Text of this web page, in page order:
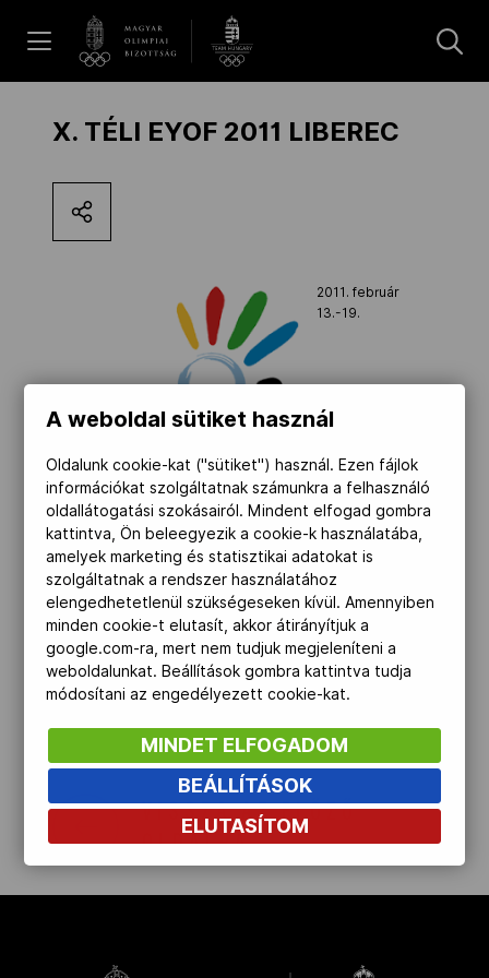
Hírek
Galéria
Los Angeles 2028
Kettőskarrier-program
NOB
Társszervezetek
OVEP
Adatbank
X. TÉLI EYOF 2011 LIBEREC
2011. február
13.-19.
Magyar Csapat
Magyar eredmények
Magyar eredmények sportágak
szerint
VISSZA AZ ELŐZŐ
OLDALRA
A weboldal sütiket használ
Oldalunk cookie-kat ("sütiket") használ. Ezen fájlok
információkat szolgáltatnak számunkra a felhasználó
oldallátogatási szokásairól. Mindent elfogad gombra
kattintva, Ön beleegyezik a cookie-k használatába,
amelyek marketing és statisztikai adatokat is
szolgáltatnak a rendszer használatához
elengedhetetlenül szükségeseken kívül. Amennyiben
minden cookie-t elutasít, akkor átirányítjuk a
google.com-ra, mert nem tudjuk megjeleníteni a
weboldalunkat. Beállítások gombra kattintva tudja
módosítani az engedélyezett cookie-kat.
MINDET ELFOGADOM
BEÁLLÍTÁSOK
ELUTASÍTOM